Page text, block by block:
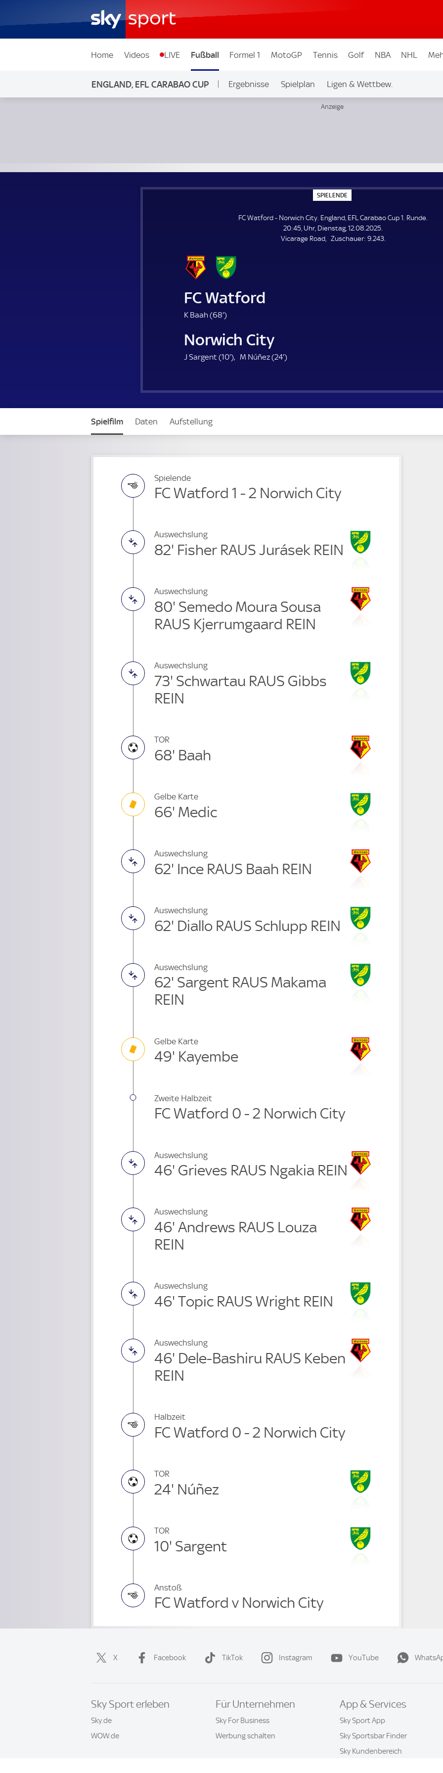
Home Videos LIVE Fußball Formel 1 MotoGP Tennis Golf NBA NHL
ENGLAND, EFL CARABAO CUP Ergebnisse Spielplan Ligen & Wettbew.
SPIELENDE
P
E
L
E
N
FC Watford - Norwich City. England, EFL Carabao Cup 1. Runde.
20:45, Uhr, Dienstag, 12.08.2025.
Vicarage Road
Zuschauer: Z
9.243.
FC Watford
K Baah (68'6
.
m
i
t
)
Norwich City
J Sargent (10'1
m
n
) M Núñez (24'2
m
n
)
Spielfilm Daten Aufstellung
Spielende
FC Watford 1 - 2 Norwich City
Auswechslung
82' Fisher RAUS Jurásek REIN
Auswechslung
80' Semedo Moura Sousa
RAUS Kjerrumgaard REIN
Auswechslung
73' Schwartau RAUS Gibbs
REIN
TOR
68' Baah
Gelbe Karte
66' Medic
Auswechslung
62' Ince RAUS Baah REIN
Auswechslung
62' Diallo RAUS Schlupp REIN
Auswechslung
62' Sargent RAUS Makama
REIN
Gelbe Karte
49' Kayembe
Zweite Halbzeit
FC Watford 0 - 2 Norwich City
Auswechslung
46' Grieves RAUS Ngakia REIN
Auswechslung
46' Andrews RAUS Louza
REIN
Auswechslung
46' Topic RAUS Wright REIN
Auswechslung
46' Dele-Bashiru RAUS Keben
REIN
Halbzeit
FC Watford 0 - 2 Norwich City
TOR
24' Núñez
TOR
10' Sargent
Anstoß
FC Watford v Norwich City
X Facebook TikTok Instagram YouTube
Sky Sport erleben
Sky.de
WOW.de
Für Unternehmen
Sky For Business
Werbung schalten
App & Services
Sky Sport App
Sky Sportsbar Finder
Sky Kundenbereich